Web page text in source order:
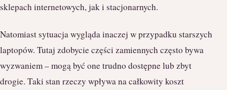
sklepach internetowych, jak i stacjonarnych.
Natomiast sytuacja wygląda inaczej w przypadku starszych
laptopów. Tutaj zdobycie części zamiennych często bywa
wyzwaniem – mogą być one trudno dostępne lub zbyt
drogie. Taki stan rzeczy wpływa na całkowity koszt